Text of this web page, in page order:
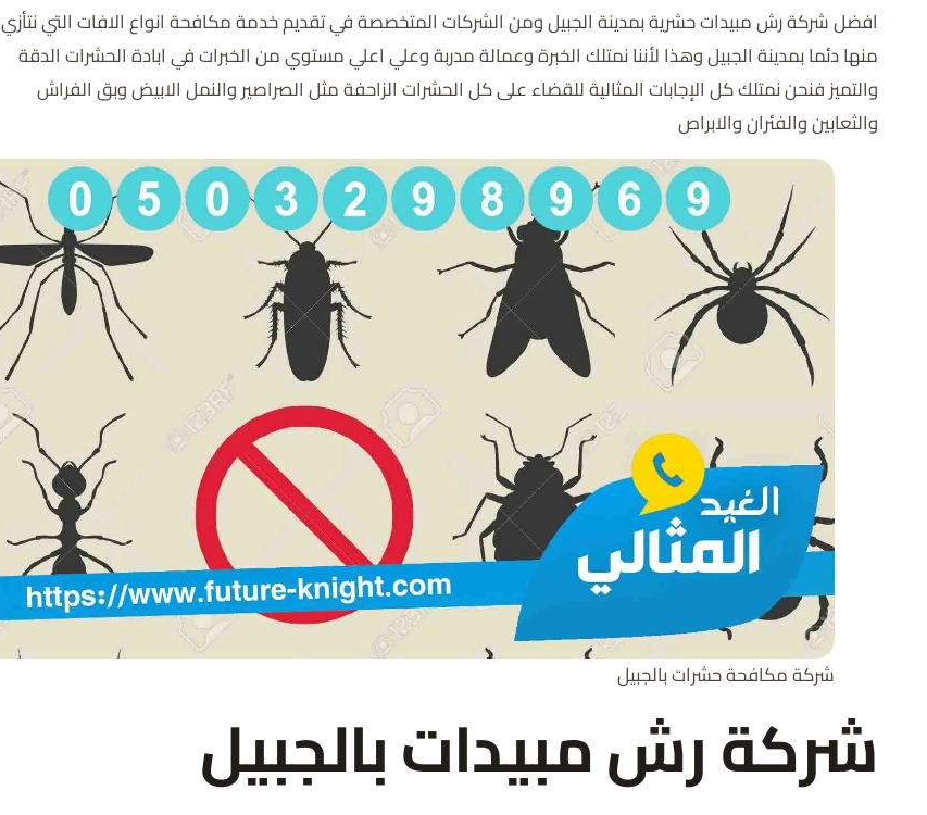
افضل شركة رش مبيدات حشرية بمدينة الجبيل ومن الشركات المتخصصة في تقديم خدمة مكافحة انواع الافات التي نتأزي
منها دئما بمدينة الجبيل وهذا لأننا نمتلك الخبرة وعمالة مدربة وعلي اعلي مستوي من الخبرات في ابادة الحشرات الدقة
والتميز فنحن نمتلك كل الإجابات المثالية للقضاء على كل الحشرات الزاحفة مثل الصراصير والنمل الابيض وبق الفراش
والثعابين والفئران والابراص
شركة مكافحة حشرات بالجبيل
شركة رش مبيدات بالجبيل